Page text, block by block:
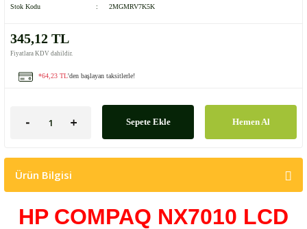
Stok Kodu 2MGMRV7K5K
345,12 TL
Fiyatlara KDV dahildir.
*64,23 TL'den başlayan taksitlerle!
Sepete Ekle Hemen Al
Ürün Bilgisi
HP COMPAQ NX7010 LCD